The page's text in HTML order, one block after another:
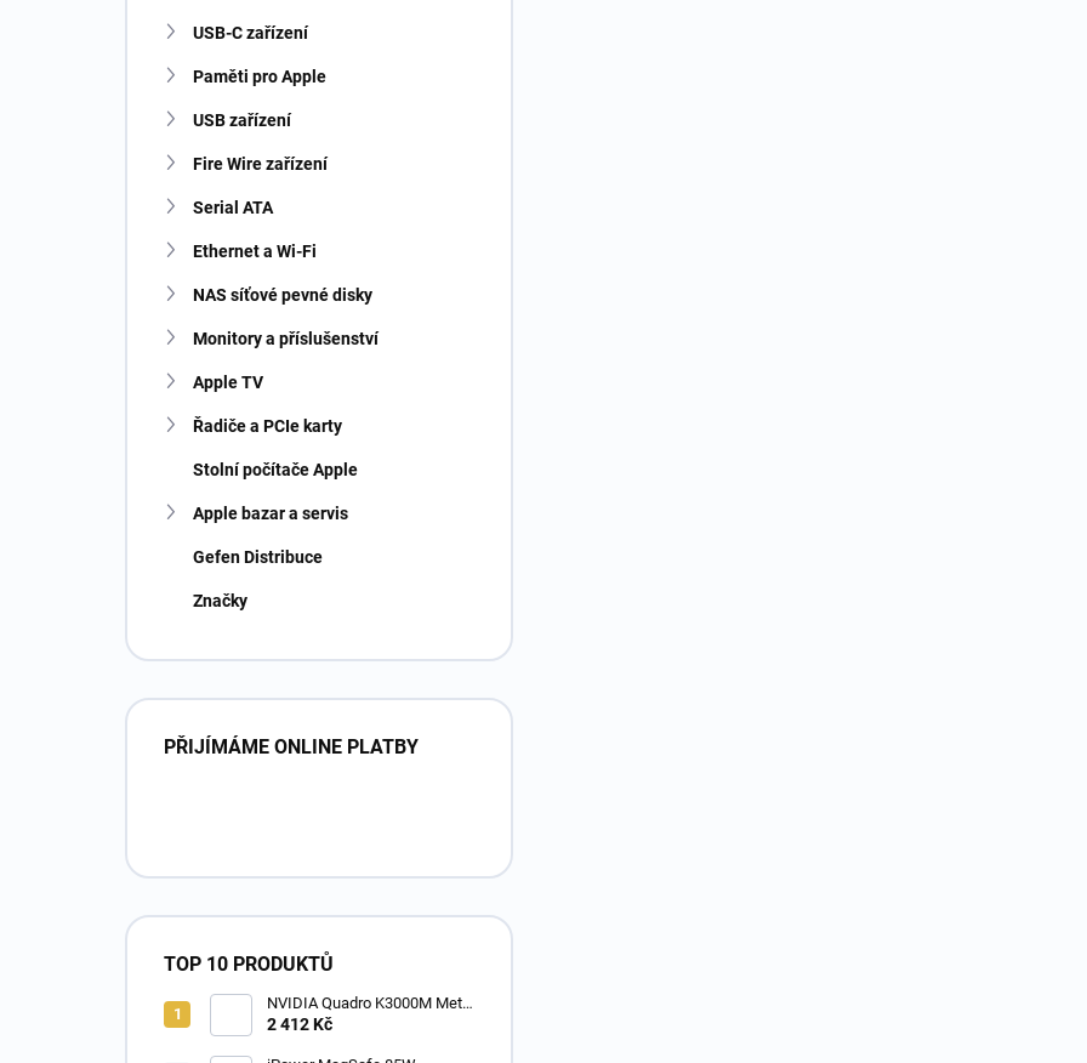
USB-C zařízení
Paměti pro Apple
USB zařízení
Fire Wire zařízení
Serial ATA
Ethernet a Wi-Fi
NAS síťové pevné disky
Monitory a příslušenství
Apple TV
Řadiče a PCIe karty
Stolní počítače Apple
Apple bazar a servis
Gefen Distribuce
Značky
PŘIJÍMÁME ONLINE PLATBY
TOP 10 PRODUKTŮ
NVIDIA Quadro K3000M Metal
2GB MXM grafická karta
2 412 Kč